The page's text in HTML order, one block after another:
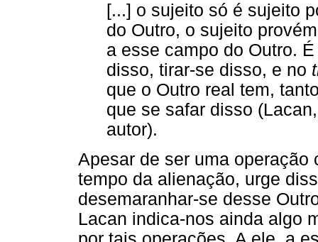
[...] o sujeito só é sujeito
do Outro, o sujeito
a esse campo do Outro.
disso, tirar-se disso, e no
que o Outro real tem,
que se safar disso
autor).
Apesar de ser uma
tempo da alienação, urge
desemaranhar-se desse
Lacan indica-nos ainda algo